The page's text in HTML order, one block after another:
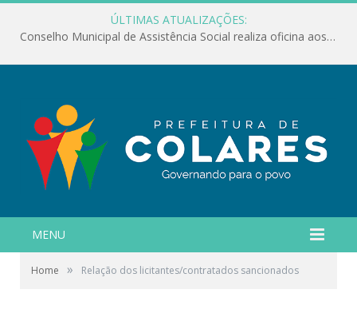
ÚLTIMAS ATUALIZAÇÕES:
Conselho Municipal de Assistência Social realiza oficina aos servidores
MENU
Home » Relação dos licitantes/contratados sancionados